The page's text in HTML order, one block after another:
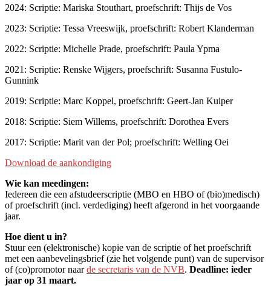
2024: Scriptie: Mariska Stouthart, proefschrift: Thijs de Vos
2023: Scriptie: Tessa Vreeswijk, proefschrift: Robert Klanderman
2022: Scriptie: Michelle Prade, proefschrift: Paula Ypma
2021: Scriptie: Renske Wijgers, proefschrift: Susanna Fustulo-
Gunnink
2019: Scriptie: Marc Koppel, proefschrift: Geert-Jan Kuiper
2018: Scriptie: Siem Willems, proefschrift: Dorothea Evers
2017: Scriptie: Marit van der Pol; proefschrift: Welling Oei
Download de aankondiging
Wie kan meedingen:
Iedereen die een afstudeerscriptie (MBO en HBO of (bio)medisch)
of proefschrift (incl. verdediging) heeft afgerond in het voorgaande
jaar.
Hoe dient u in?
Stuur een (elektronische) kopie van de scriptie of het proefschrift
met een aanbevelingsbrief (zie het volgende punt) van de supervisor
of (co)promotor naar de secretaris van de NVB. Deadline: ieder
jaar op 31 maart.